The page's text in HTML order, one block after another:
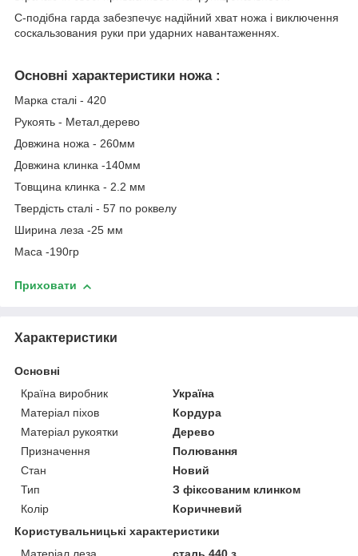
С-подібна гарда забезпечує надійний хват ножа і виключення
соскальзования руки при ударних навантаженнях.
Основні характеристики ножа:
Марка сталі - 420
Рукоять - Метал,дерево
Довжина ножа - 260мм
Довжина клинка -140мм
Товщина клинка - 2.2 мм
Твердість сталі - 57 по роквелу
Ширина леза -25 мм
Маса -190гр
Приховати
Характеристики
Основні
Країна виробник
Україна
Матеріал піхов
Кордура
Матеріал рукоятки
Дерево
Призначення
Полювання
Стан
Новий
Тип
З фіксованим клинком
Колір
Коричневий
Користувальницькі характеристики
Матеріал леза
сталь 440 з